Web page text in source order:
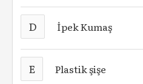
D İpek Kumaş
E Plastik şişe